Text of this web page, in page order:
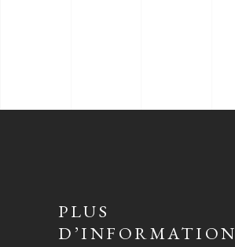
PLUS
D’INFORMATION